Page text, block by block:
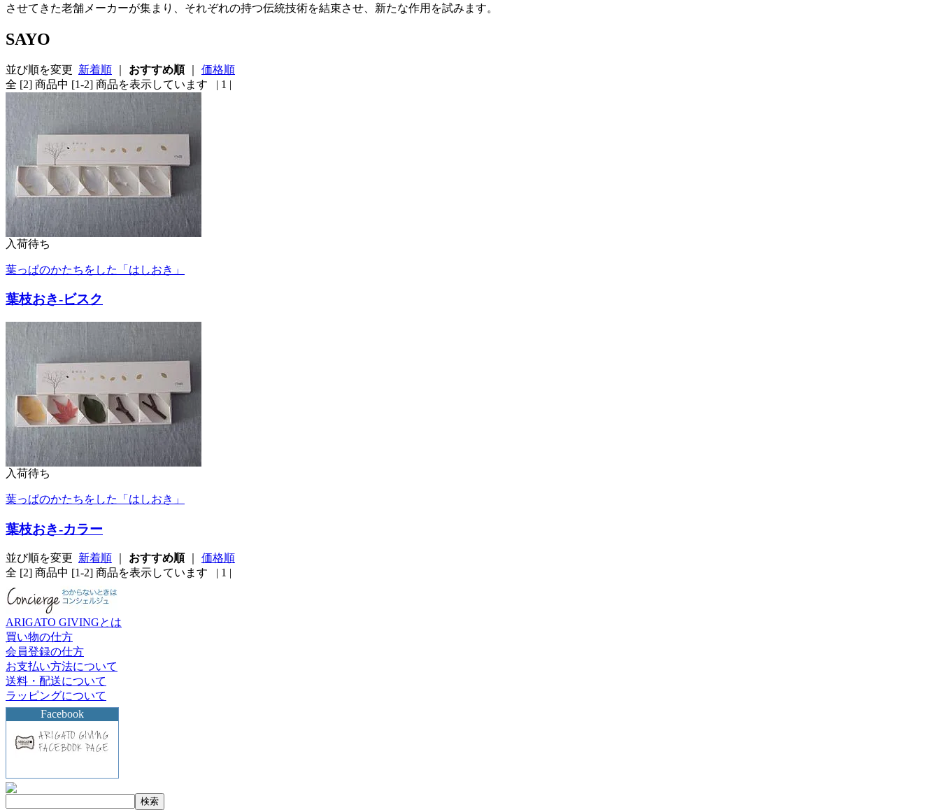
させてきた老舗メーカーが集まり、それぞれの持つ伝統技術を結束させ、新たな作用を試みます。
SAYO
並び順を変更 新着順 おすすめ順｜ 価格順
全 [2] 商品中 [1-2] 商品を表示しています | 1 |
入荷待ち
葉っぱのかたちをした「はしおき」
葉枝おき-ビスク
入荷待ち
葉っぱのかたちをした「はしおき」
葉枝おき-カラー
並び順を変更 新着順 おすすめ順｜ 価格順
全 [2] 商品中 [1-2] 商品を表示しています | 1 |
ARIGATO GIVINGとは
買い物の仕方
会員登録の仕方
お支払い方法について
送料・配送について
ラッピングについて
Facebook